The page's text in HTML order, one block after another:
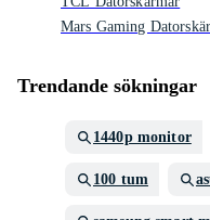
Mars Gaming
Trendande sökningar
1440p monitor
100 tum